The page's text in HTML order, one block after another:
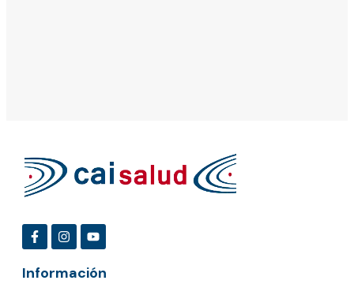
Información